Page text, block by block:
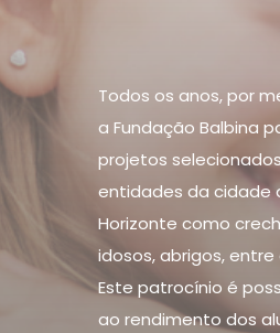
Todos os anos, por
a Fundação Balbina
projetos
entidades da cidade
Horizonte como
idosos, abrigos, entre
Este patrocínio é
ao rendimento dos